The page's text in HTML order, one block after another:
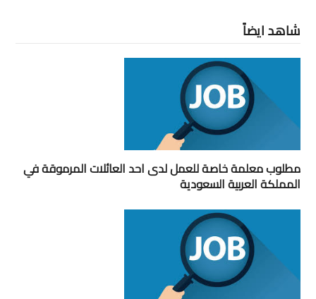
شاهد ايضاً
مطلوب معلمة خاصة للعمل لدى احد العائلات المرموقة في
المملكة العربية السعودية